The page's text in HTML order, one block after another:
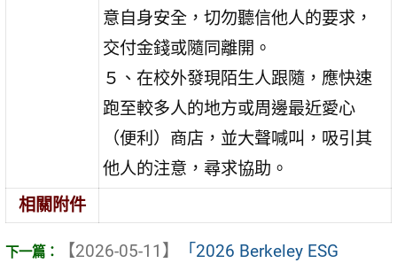
意自身安全，切勿聽信他人的要求，
交付金錢或隨同離開。
５、在校外發現陌生人跟隨，應快速
跑至較多人的地方或周邊最近愛心
（便利）商店，並大聲喊叫，吸引其
他人的注意，尋求協助。
相關附件
【2026-05-11】
「2026 Berkeley ESG